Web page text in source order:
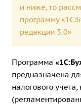
и ниже, то
программу
редакции 3.0»
Программа
предназначена
налогового